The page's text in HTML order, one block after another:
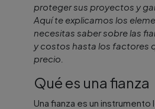
proteger sus proyectos y
Aquí te explicamos los
necesitas saber sobre las
y costos hasta los factores
precio.
Qué es una fianza
Una fianza es un